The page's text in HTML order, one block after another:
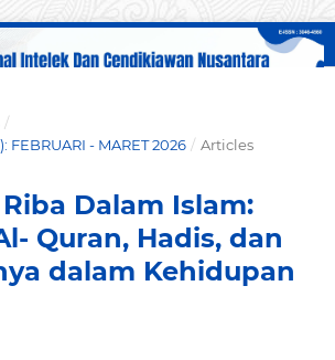
/
FEBRUARI - MARET 2026 / Articles
Dalam Islam:
Quran, Hadis, dan
dalam Kehidupan